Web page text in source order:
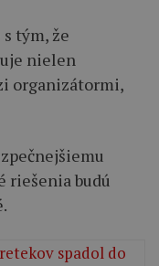
tým, že
nielen
organizátormi,
riešenia budú